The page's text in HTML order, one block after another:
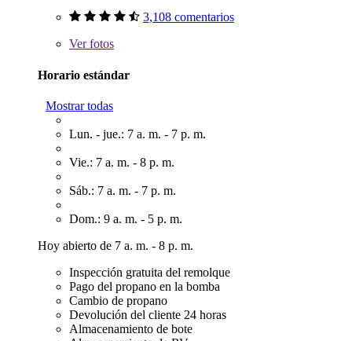
3,108 comentarios
Verfotos
Horario estándar
Mostrar todas
Lun. - jue.: 7 a. m. - 7 p. m.
Vie.: 7 a. m. - 8 p. m.
Sáb.: 7 a. m. - 7 p. m.
Dom.: 9 a. m. - 5 p. m.
Hoy abierto de 7 a. m. - 8 p. m.
Inspección gratuita del remolque
Pago del propano en la bomba
Cambio de propano
Devolución del cliente 24 horas
Almacenamiento de bote